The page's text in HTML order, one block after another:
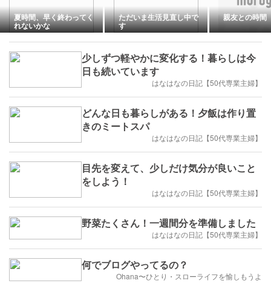
夏時間、早く終わってく
れないかな
ただいま生活見直し中で
す
親友との時間
少しずつ軽やかに変化する！暮らしは今
日も続いています
はなはなの日記【50代専業主婦】
どんな日も暮らしがある！夕飯は作り置
きのミートスパ
はなはなの日記【50代専業主婦】
目先を変えて、少しだけ気分が良いこと
をしよう！
はなはなの日記【50代専業主婦】
野菜たくさん！一週間分を準備しました
はなはなの日記【50代専業主婦】
何でブログやってるの？
Ohana〜ひとり・スローライフを愉しもうよ